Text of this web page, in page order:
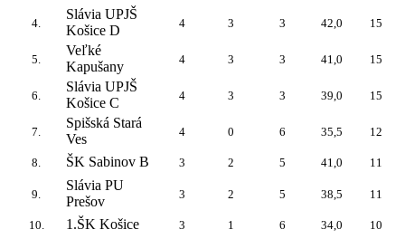
4.
Slávia UPJŠ
Košice D
4 3 3 42,0 15
5.
Veľké
Kapušany
4 3 3 41,0 15
6.
Slávia UPJŠ
Košice C
4 3 3 39,0 15
7.
Spišská Stará
Ves
4 0 6 35,5 12
8. ŠK Sabinov B 3 2 5 41,0 11
9.
Slávia PU
Prešov
3 2 5 38,5 11
10. 1.ŠK Košice 3 1 6 34,0 10